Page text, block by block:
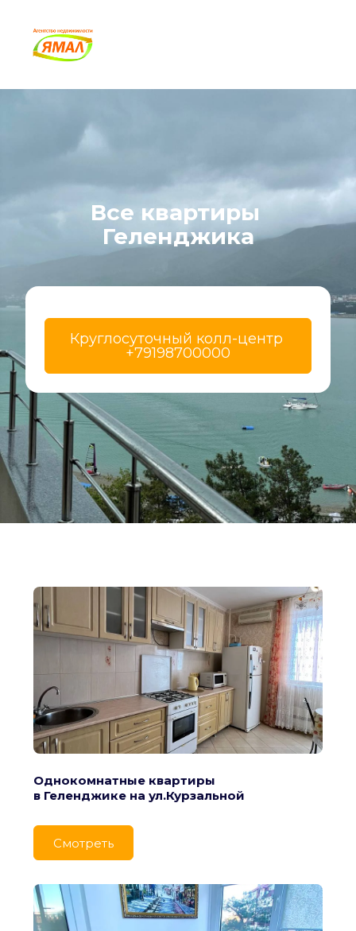
Все квартиры
Геленджика
Круглосуточный колл-центр
+79198700000
Однокомнатные квартиры
в Геленджике на ул.Курзальной
Cмотреть